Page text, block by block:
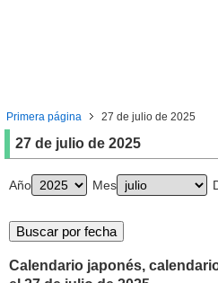
Primera página 27 de julio de 2025
27 de julio de 2025
Año Mes
Calendario japonés,